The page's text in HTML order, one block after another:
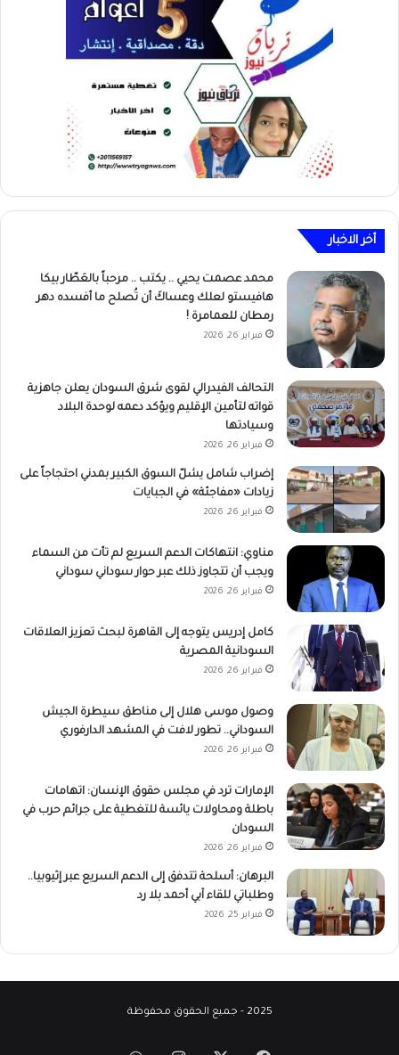
أخر الاخبار
محمد عصمت يحيي .. يكتب .. مرحباً بالعَطّار بيكا
هافيستو لعلك وعساكَ أن تُصلح ما أفسده دهر
رمطان للعمامرة !
فبراير 26, 2026
التحالف الفيدرالي لقوى شرق السودان يعلن جاهزية
قواته لتأمين الإقليم ويؤكد دعمه لوحدة البلاد
وسيادتها
فبراير 26, 2026
إضراب شامل يشلّ السوق الكبير بمدني احتجاجاً على
زيادات «مفاجئة» في الجبايات
فبراير 26, 2026
مناوي: انتهاكات الدعم السريع لم تأت من السماء
ويجب أن تتجاوز ذلك عبر حوار سوداني سوداني
فبراير 26, 2026
كامل إدريس يتوجه إلى القاهرة لبحث تعزيز العلاقات
السودانية المصرية
فبراير 26, 2026
وصول موسى هلال إلى مناطق سيطرة الجيش
السوداني.. تطور لافت في المشهد الدارفوري
فبراير 26, 2026
الإمارات ترد في مجلس حقوق الإنسان: اتهامات
باطلة ومحاولات يائسة للتغطية على جرائم حرب في
السودان
فبراير 26, 2026
البرهان: أسلحة تتدفق إلى الدعم السريع عبر إثيوبيا..
وطلباتي للقاء آبي أحمد بلا رد
فبراير 25, 2026
2025 - جميع الحقوق محفوظة